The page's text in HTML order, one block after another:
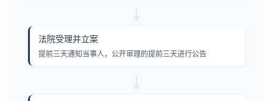
法院受理并立案
提前三天通知当事人，公开审理的提前三天进行公告